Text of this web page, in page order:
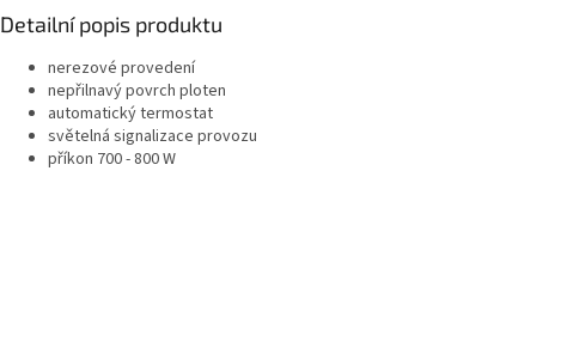
Detailní popis produktu
nerezové provedení
nepřilnavý povrch ploten
automatický termostat
světelná signalizace provozu
příkon 700 - 800 W